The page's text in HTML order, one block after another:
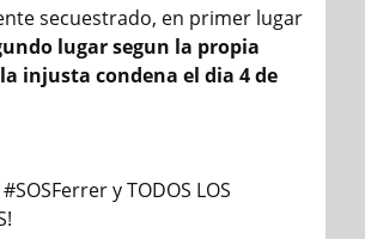
secuestrado, en primer lugar
lugar segun la propia
injusta condena el dia 4 de
#SOSFerrer y TODOS LOS